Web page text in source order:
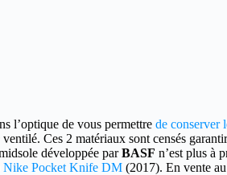
l’optique de vous permettre de conserver
Ces 2 matériaux sont censés
développée parBASF n’est plus à
Nike Pocket Knife DM (2017). En vente